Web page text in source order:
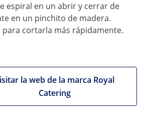
espiral en un abrir y cerrar de
en un pinchito de madera.
cortarla más rápidamente.
la web de la marca Royal
Catering